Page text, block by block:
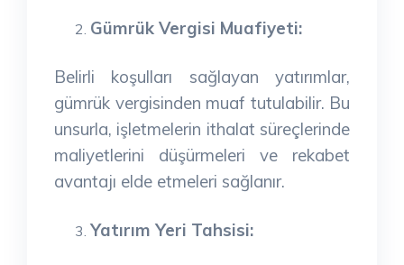
Gümrük Vergisi Muafiyeti:
Belirli koşulları sağlayan yatırımlar,
gümrük vergisinden muaf tutulabilir. Bu
unsurla, işletmelerin ithalat süreçlerinde
maliyetlerini düşürmeleri ve rekabet
avantajı elde etmeleri sağlanır.
Yatırım Yeri Tahsisi: